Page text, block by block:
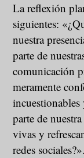
La reflexión
siguientes:
nuestra
parte de
comunicación
meramente
incuestionables
parte de
vivas y
redes sociales?».